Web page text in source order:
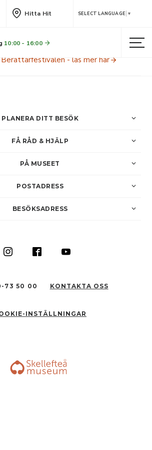
Hitta Hit SELECT LANGUAGE ▼
10:00 - 16:00
– 15 minuter ur
Berättarfestivalen - läs mer här
PLANERA DITT BESÖK
FÅ RÅD & HJÄLP
PÅ MUSEET
POSTADRESS
BESÖKSADRESS
73 50 00 KONTAKTA OSS
INSTÄLLNINGAR